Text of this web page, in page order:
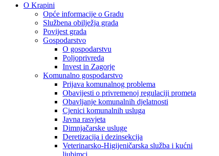
O Krapini
Opće informacije o Gradu
Službena obilježja grada
Povijest grada
Gospodarstvo
O gospodarstvu
Poljoprivreda
Invest in Zagorje
Komunalno gospodarstvo
Prijava komunalnog problema
Obavijesti o privremenoj regulaciji prometa
Obavljanje komunalnih djelatnosti
Cjenici komunalnih usluga
Javna rasvjeta
Dimnjačarske usluge
Deretizacija i dezinsekcija
Veterinarsko-Higijeničarska služba i kućni
ljubimci